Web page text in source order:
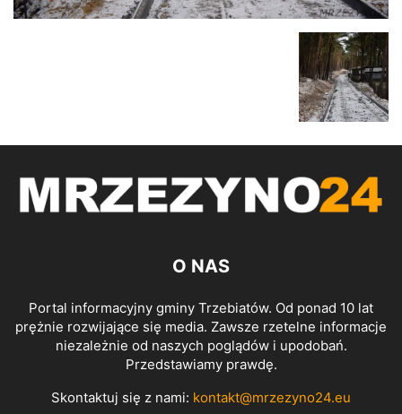
O NAS
Portal informacyjny gminy Trzebiatów. Od ponad 10 lat
prężnie rozwijające się media. Zawsze rzetelne informacje
niezależnie od naszych poglądów i upodobań.
Przedstawiamy prawdę.
Skontaktuj się z nami: kontakt@mrzezyno24.eu